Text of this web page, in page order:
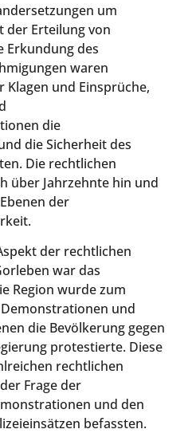
um
der Erteilung von
Erkundung des
waren
Klagen und Einsprüche,
die
die Sicherheit des
Die rechtlichen
über Jahrzehnte hin und
der
der rechtlichen
war das
Region wurde zum
und
die Bevölkerung gegen
protestierte. Diese
rechtlichen
Frage der
und den
befassten.